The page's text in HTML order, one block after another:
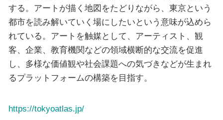
する。アートが描く地図をたどりながら、東京という
都市を読み解いていく場にしたいという意味が込めら
れている。アートを触媒として、アーティスト、観
客、企業、教育機関などの領域横断的な交流を促進
し、多様な価値観や社会課題への気づきなどが生まれ
るプラットフォームの構築を目指す。
https://tokyoatlas.jp/